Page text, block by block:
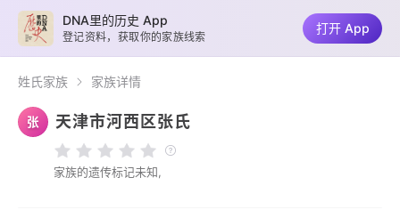
姓氏家族 家族详情
张 天津市河西区张氏
家族的遗传标记未知,
DNA里的历史 App
登记资料，获取你的家族线索
打开 App